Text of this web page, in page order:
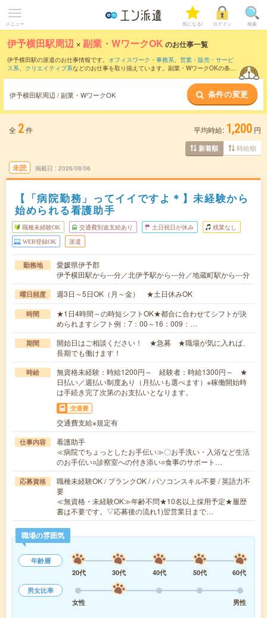
メニュー 気になる! ログイン 検索
伊予横田駅周辺 ×副業・WワークOK のお仕事一覧
伊予横田駅の派遣のお仕事情報です。 オフィスワーク・事務系、 営業・販売・サービ
ス系、 クリエイティブ系などのお仕事を取り揃えています。副業・WワークOKの条件
伊予横田駅周辺 / 副業・WワークOK 条件の変更
全 2件 平均時給: 1,200 円
新着順 時給順
未読 掲載日 2026/08/06
【「病院勤務」ってイイですよ＊】未経験から
始められる看護助手
職種未経験OK 交通費別途支給あり 土日祝日が休み 残業なし
WEB登録OK 派遣
勤務地
愛媛県伊予郡
伊予横田駅から---分／北伊予駅から---分／地蔵町駅から---分
曜日頻度 週3日～5日OK（月～金） ★土日休みOK
時間
★1日4時間～の時短シフトOK★都合に合わせてシフトが決
められますシフト例：7：00～16：009：…
期間
開始日はご相談ください！ ★急募 ★職場が気に入れば、
長期でも働けます！
時給
無資格未経験：時給1200円～ 経験者：時給1300円～ ★
日払い／週払い制度あり（月払いも選べます）※稼働開始時
は手続き完了次第のお支払いとなります。
交通費
交通費支給※規定有
仕事内容
看護助手
≪病院でちょっとしたお手伝い≫〇お手洗い・入浴など生活
のお手伝い○診察室への付き添い○食事のサポート…
応募資格
職種未経験OK / ブランクOK / パソコンスキル不要 / 英語力不
要
≪無資格・未経験OK≫年齢不問★10名以上採用予定★履歴
書は不要です。▽応募後の流れ1)翌営業日まで…
職場の雰囲気
年齢層
20代
30代 40代 50代
60代
男女比率
女性
男性